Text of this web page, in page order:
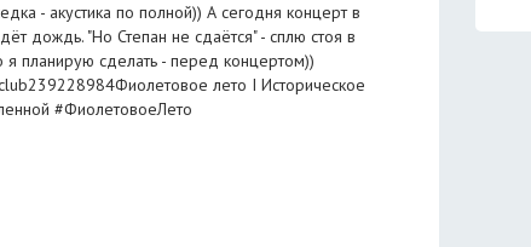
- акустика по полной)) А сегодня концерт в
дождь. "Но Степан не сдаётся" - сплю стоя в
планирую сделать - перед концертом))
лето I Историческое
#ФиолетовоеЛето